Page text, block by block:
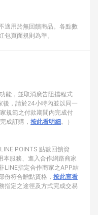
適用於無回饋商品。各點數
頁面規則為準。
能，並取消廣告阻擋程式
後，請於24小時內並以同一
規範之付款期間內完成付
成訂購， 按此看明細。）
POINTS 點數回饋資
本服務、進入合作網路商家
LINE指定合作商家之APP結
份符合贈點資格， 按此查看
指定之途徑及方式完成交易